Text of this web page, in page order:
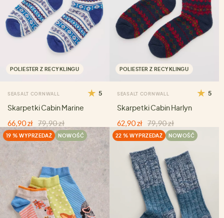
POLIESTER Z RECYKLINGU
SEASALT CORNWALL 5
Skarpetki Cabin Marine
66,90 zł 79,90 zł
POLIESTER Z RECYKLINGU
SEASALT CORNWALL 5
Skarpetki Cabin Harlyn
62,90 zł 79,90 zł
19 % WYPRZEDAŻ NOWOŚĆ 22 % WYPRZEDAŻ NOWOŚĆ